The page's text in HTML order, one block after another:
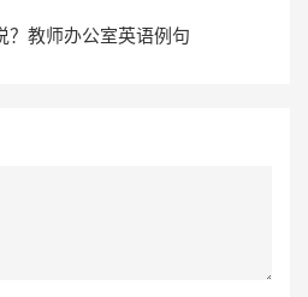
？教师办公室英语例句